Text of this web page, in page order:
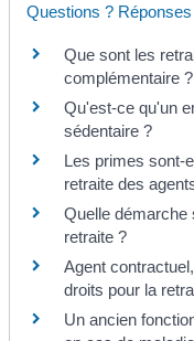
Questions ? Réponses
Que sont les
complémentaire ?
Qu'est-ce qu'un
sédentaire ?
Les primes sont-
retraite des
Quelle démarche
retraite ?
Agent
droits pour la
Un ancien